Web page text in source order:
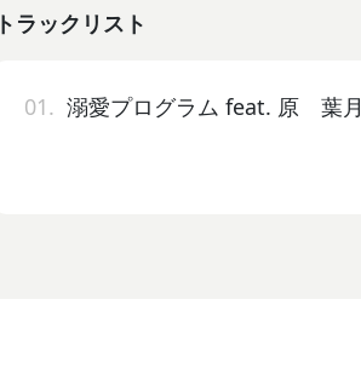
トラックリスト
01. 溺愛プログラム feat. 原 葉月